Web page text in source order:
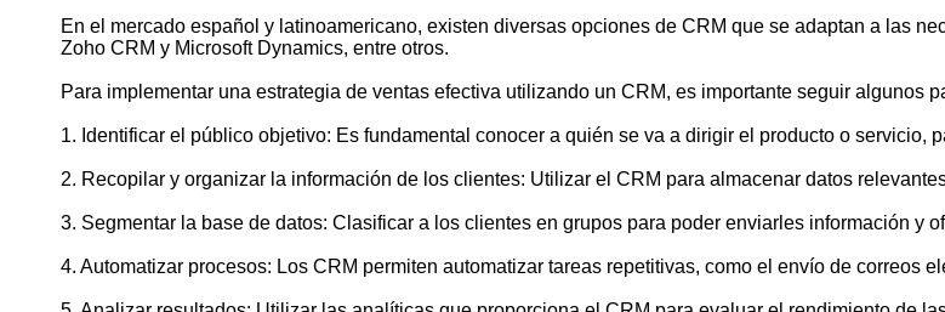
En el mercado español y latinoamericano, existen diversas opciones de CRM que se adaptan a las
Zoho CRM y Microsoft Dynamics, entre otros.
Para implementar una estrategia de ventas efectiva utilizando un CRM, es importante seguir algunos
1. Identificar el público objetivo: Es fundamental conocer a quién se va a dirigir el producto o servicio,
2. Recopilar y organizar la información de los clientes: Utilizar el CRM para almacenar datos
3. Segmentar la base de datos: Clasificar a los clientes en grupos para poder enviarles información y
4. Automatizar procesos: Los CRM permiten automatizar tareas repetitivas, como el envío de